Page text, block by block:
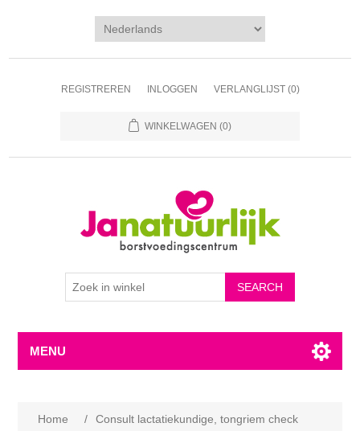
REGISTREREN INLOGGEN VERLANGLIJST (0)
WINKELWAGEN (0)
MENU
Home / Consult lactatiekundige, tongriem check